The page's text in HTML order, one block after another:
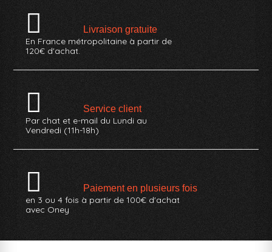
Livraison gratuite
En France métropolitaine à partir de
120€ d'achat.
Service client
Par chat et e-mail du Lundi au
Vendredi (11h-18h)
Paiement en plusieurs fois
en 3 ou 4 fois à partir de 100€ d'achat
avec Oney